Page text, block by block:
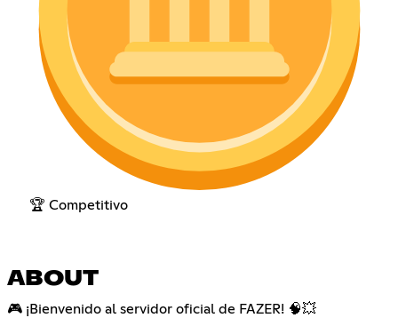
🏆 Competitivo
ABOUT
🎮 ¡Bienvenido al servidor oficial de FAZER! 🧠💥